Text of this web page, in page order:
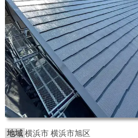
地域 横浜市 横浜市旭区